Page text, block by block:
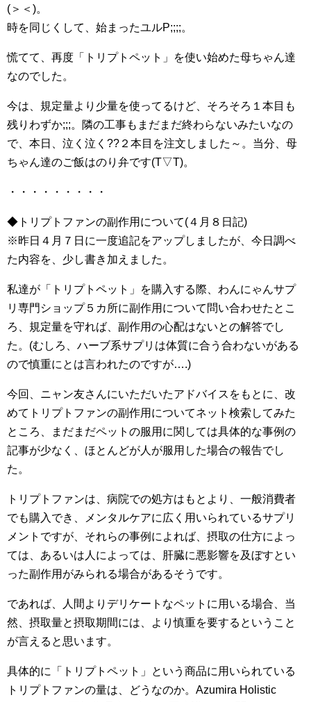
(＞＜)。
時を同じくして、始まったユルP;;;;。
慌てて、再度「トリプトペット」を使い始めた母ちゃん達
なのでした。
今は、規定量より少量を使ってるけど、そろそろ１本目も
残りわずか;;;。隣の工事もまだまだ終わらないみたいなの
で、本日、泣く泣く??２本目を注文しました～。当分、母
ちゃん達のご飯はのり弁です(T▽T)。
・・・・・・・・・
◆トリプトファンの副作用について(４月８日記)
※昨日４月７日に一度追記をアップしましたが、今日調べ
た内容を、少し書き加えました。
私達が「トリプトペット」を購入する際、わんにゃんサプ
リ専門ショップ５カ所に副作用について問い合わせたとこ
ろ、規定量を守れば、副作用の心配はないとの解答でし
た。(むしろ、ハーブ系サプリは体質に合う合わないがある
ので慎重にとは言われたのですが….)
今回、ニャン友さんにいただいたアドバイスをもとに、改
めてトリプトファンの副作用についてネット検索してみた
ところ、まだまだペットの服用に関しては具体的な事例の
記事が少なく、ほとんどが人が服用した場合の報告でし
た。
トリプトファンは、病院での処方はもとより、一般消費者
でも購入でき、メンタルケアに広く用いられているサプリ
メントですが、それらの事例によれば、摂取の仕方によっ
ては、あるいは人によっては、肝臓に悪影響を及ぼすとい
った副作用がみられる場合があるそうです。
であれば、人間よりデリケートなペットに用いる場合、当
然、摂取量と摂取期間には、より慎重を要するということ
が言えると思います。
具体的に「トリプトペット」という商品に用いられている
トリプトファンの量は、どうなのか。Azumira Holistic